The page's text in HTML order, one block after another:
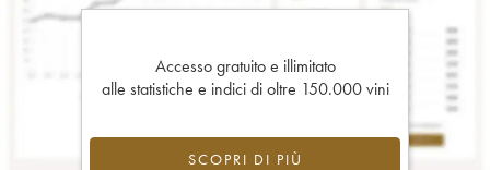
Accesso gratuito e illimitato
alle statistiche e indici di oltre 150.000 vini
SCOPRI DI PIÙ